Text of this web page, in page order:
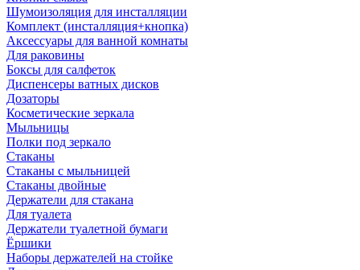
Шумоизоляция для инсталляции
Комплект (инсталляция+кнопка)
Аксессуары для ванной комнаты
Для раковины
Боксы для салфеток
Диспенсеры ватных дисков
Дозаторы
Косметические зеркала
Мыльницы
Полки под зеркало
Стаканы
Стаканы с мыльницей
Стаканы двойные
Держатели для стакана
Для туалета
Держатели туалетной бумаги
Ёршики
Наборы держателей на стойке